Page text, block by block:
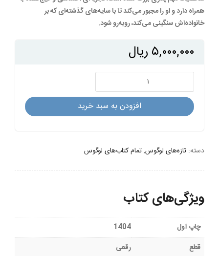
همراه دارد و او را مجبور می‌کند تا با سایه‌های گذشته‌ای که بر
خانواده‌اش سنگینی می‌کند، رو‌به‌رو شود.
۵,۰۰۰,۰۰۰ ریال
عدد
افزودن به سبد خرید
دسته: تازه‌های لوگوس,تمام کتاب‌های لوگوس
ویژگی‌های کتاب
چاپ اول
1404
قطع
رقعی